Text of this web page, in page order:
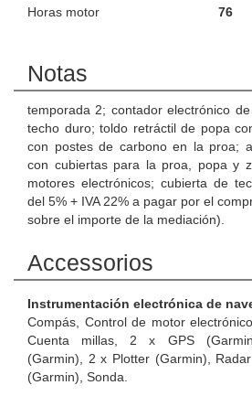
Horas motor 76
Notas
temporada 2; contador electrónico
techo duro; toldo retráctil de popa
con postes de carbono en la proa;
con cubiertas para la proa, popa y
motores electrónicos; cubierta de
del 5% + IVA 22% a pagar por el
sobre el importe de la mediación).
Accessorios
Instrumentación electrónica de
Compás, Control de motor
Cuenta millas, 2 x GPS
(Garmin), 2 x Plotter (Garmin),
(Garmin), Sonda.